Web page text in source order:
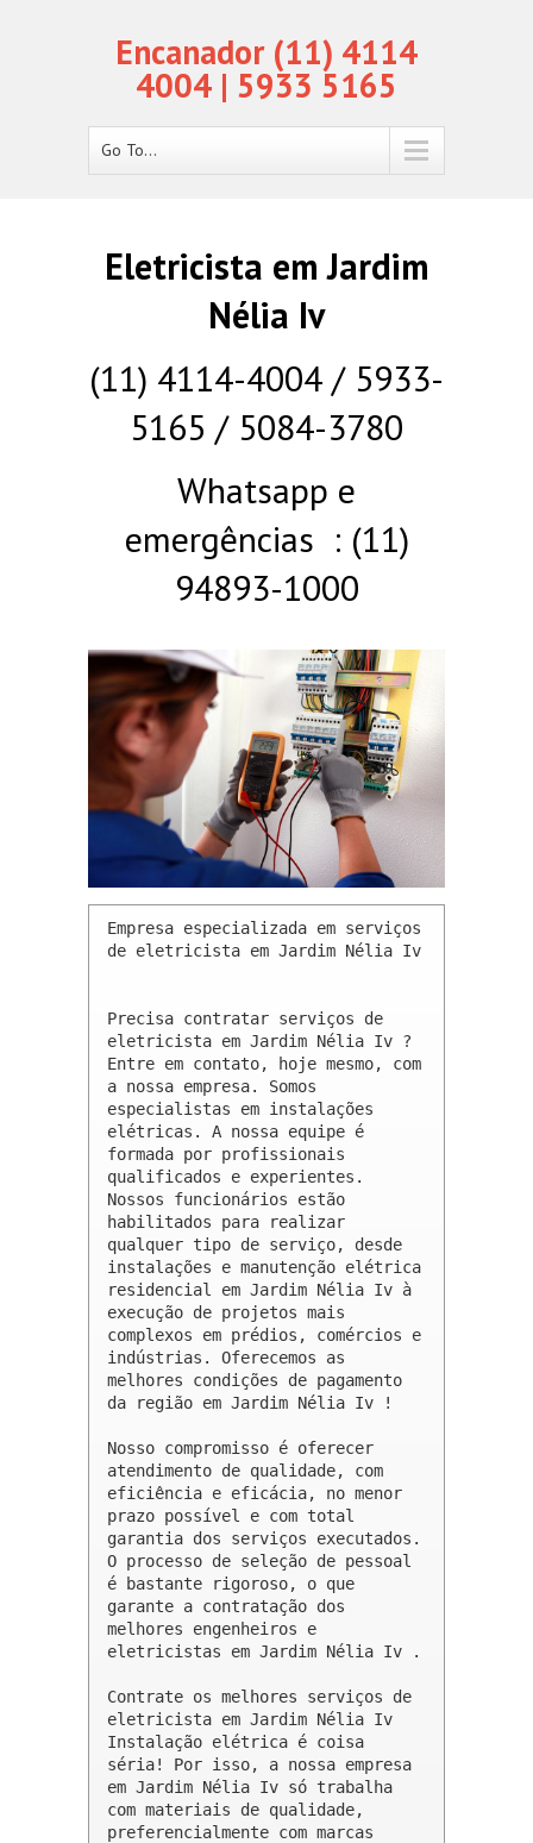
Encanador (11) 4114
4004 | 5933 5165
Go To...
Eletricista em Jardim
Nélia Iv
(11) 4114-4004 / 5933-
5165 / 5084-3780
Whatsapp e
emergências : (11)
94893-1000
Empresa especializada em serviços
de eletricista em Jardim Nélia Iv
Precisa contratar serviços de
eletricista em Jardim Nélia Iv ?
Entre em contato, hoje mesmo, com
a nossa empresa. Somos
especialistas em instalações
elétricas. A nossa equipe é
formada por profissionais
qualificados e experientes.
Nossos funcionários estão
habilitados para realizar
qualquer tipo de serviço, desde
instalações e manutenção elétrica
residencial em Jardim Nélia Iv à
execução de projetos mais
complexos em prédios, comércios e
indústrias. Oferecemos as
melhores condições de pagamento
da região em Jardim Nélia Iv !
Nosso compromisso é oferecer
atendimento de qualidade, com
eficiência e eficácia, no menor
prazo possível e com total
garantia dos serviços executados.
O processo de seleção de pessoal
é bastante rigoroso, o que
garante a contratação dos
melhores engenheiros e
eletricistas em Jardim Nélia Iv .
Contrate os melhores serviços de
eletricista em Jardim Nélia Iv
Instalação elétrica é coisa
séria! Por isso, a nossa empresa
em Jardim Nélia Iv só trabalha
com materiais de qualidade,
preferencialmente com marcas